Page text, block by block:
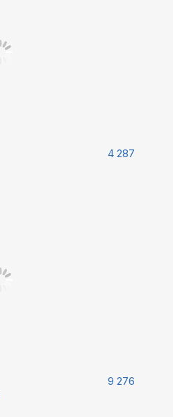
4 287
9 276